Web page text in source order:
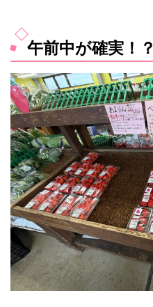
午前中が確実！？